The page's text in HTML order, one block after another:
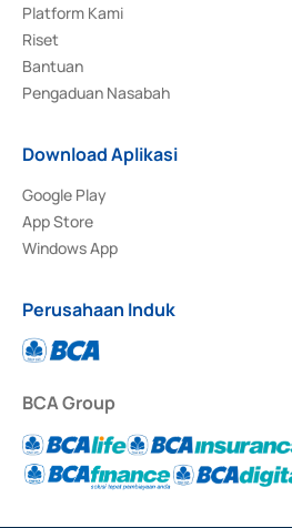
Platform Kami
Riset
Bantuan
Pengaduan Nasabah
Download Aplikasi
Google Play
App Store
Windows App
Perusahaan Induk
BCA Group